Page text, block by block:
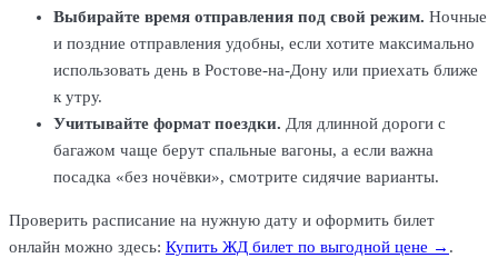
Выбирайте время отправления под свой режим. Ночные
и поздние отправления удобны, если хотите максимально
использовать день в Ростове-на-Дону или приехать ближе
к утру.
Учитывайте формат поездки. Для длинной дороги с
багажом чаще берут спальные вагоны, а если важна
посадка «без ночёвки», смотрите сидячие варианты.
Проверить расписание на нужную дату и оформить билет
онлайн можно здесь: Купить ЖД билет по выгодной цене → .